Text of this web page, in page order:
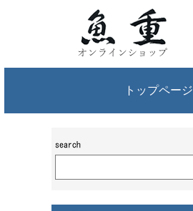
トップページ